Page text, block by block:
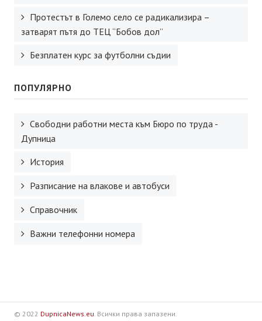
Протестът в Големо село се радикализира –
затварят пътя до ТЕЦ “Бобов дол”
Безплатен курс за футболни съдии
ПОПУЛЯРНО
Свободни работни места към Бюро по труда -
Дупница
История
Разписание на влакове и автобуси
Справочник
Важни телефонни номера
© 2022 DupnicaNews.eu. Всички права запазени.